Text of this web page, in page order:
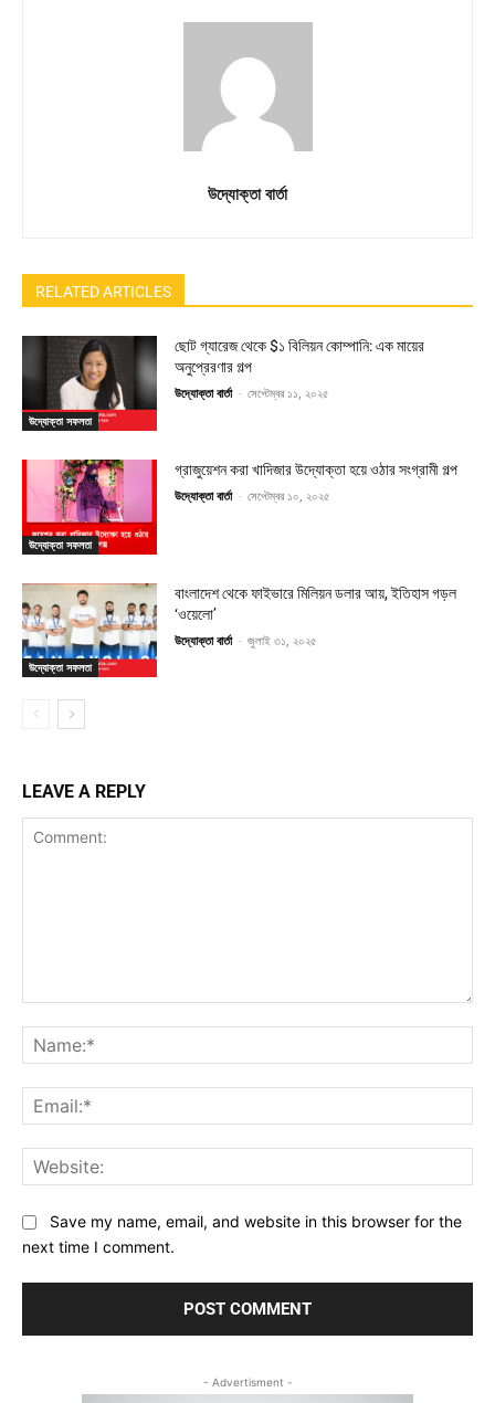
উদ্যোক্তা বার্তা
RELATED ARTICLES
উদ্যোক্তা সফলতা
ছোট গ্যারেজ থেকে $১ বিলিয়ন কোম্পানি: এক মায়ের
অনুপ্রেরণার গল্প
উদ্যোক্তা বার্তা - সেপ্টেম্বর ১১, ২০২৫
উদ্যোক্তা সফলতা
গ্রাজুয়েশন করা খাদিজার উদ্যোক্তা হয়ে ওঠার সংগ্রামী গল্প
উদ্যোক্তা বার্তা - সেপ্টেম্বর ১০, ২০২৫
উদ্যোক্তা সফলতা
বাংলাদেশ থেকে ফাইভারে মিলিয়ন ডলার আয়, ইতিহাস গড়ল
‘ওয়েলো’
উদ্যোক্তা বার্তা - জুলাই ৩১, ২০২৫
LEAVE A REPLY
Save my name, email, and website in this browser for the
next time I comment.
- Advertisment -